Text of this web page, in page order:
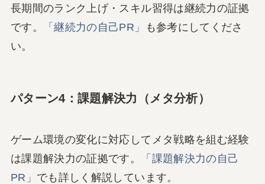
長期間のランク上げ・スキル習得は継続力の証拠
です。
「継続力の自己PR」
も参考にしてくださ
い。
パターン4：課題解決力（メタ分析）
ゲーム環境の変化に対応してメタ戦略を組む経験
は課題解決力の証拠です。
「課題解決力の自己
PR」 でも詳しく解説しています。